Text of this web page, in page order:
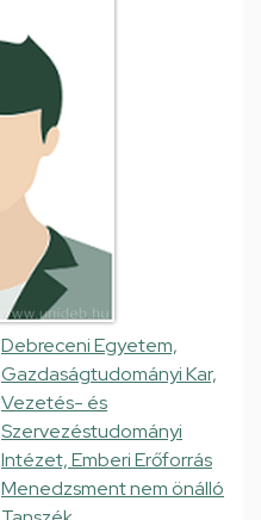
Debreceni Egyetem,
Gazdaságtudományi Kar,
Vezetés- és
Szervezéstudományi
Intézet, Emberi Erőforrás
Menedzsment nem önálló